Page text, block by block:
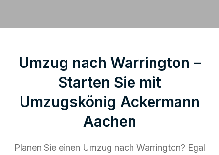
Umzug nach Warrington –
Starten Sie mit
Umzugskönig Ackermann
Aachen
Planen Sie einen Umzug nach Warrington? Egal